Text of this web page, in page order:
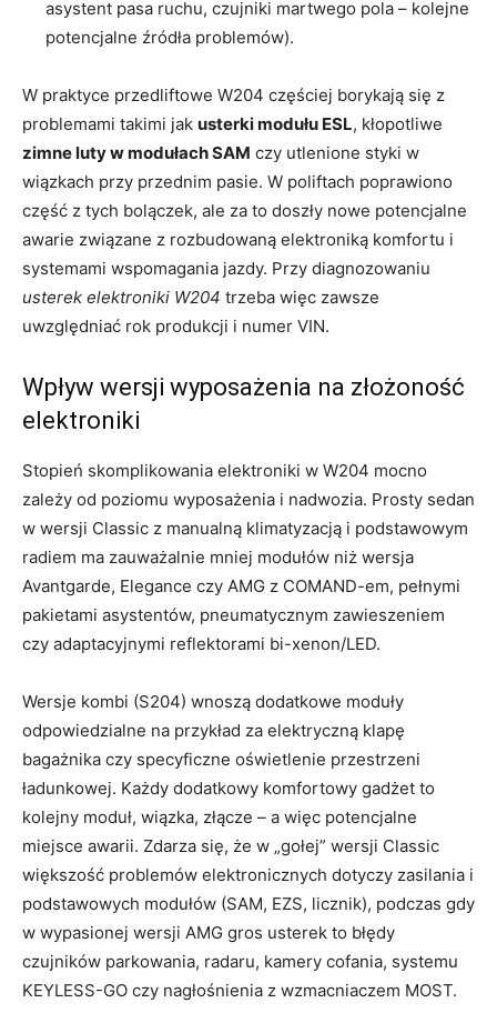
asystent pasa ruchu, czujniki martwego pola – kolejne
potencjalne źródła problemów).
W praktyce przedliftowe W204 częściej borykają się z
problemami takimi jak usterki modułu ESL, kłopotliwe
zimne luty w modułach SAM czy utlenione styki w
wiązkach przy przednim pasie. W poliftach poprawiono
część z tych bolączek, ale za to doszły nowe potencjalne
awarie związane z rozbudowaną elektroniką komfortu i
systemami wspomagania jazdy. Przy diagnozowaniu
usterek elektroniki W204 trzeba więc zawsze
uwzględniać rok produkcji i numer VIN.
Wpływ wersji wyposażenia na złożoność
elektroniki
Stopień skomplikowania elektroniki w W204 mocno
zależy od poziomu wyposażenia i nadwozia. Prosty sedan
w wersji Classic z manualną klimatyzacją i podstawowym
radiem ma zauważalnie mniej modułów niż wersja
Avantgarde, Elegance czy AMG z COMAND-em, pełnymi
pakietami asystentów, pneumatycznym zawieszeniem
czy adaptacyjnymi reflektorami bi-xenon/LED.
Wersje kombi (S204) wnoszą dodatkowe moduły
odpowiedzialne na przykład za elektryczną klapę
bagażnika czy specyficzne oświetlenie przestrzeni
ładunkowej. Każdy dodatkowy komfortowy gadżet to
kolejny moduł, wiązka, złącze – a więc potencjalne
miejsce awarii. Zdarza się, że w „gołej” wersji Classic
większość problemów elektronicznych dotyczy zasilania i
podstawowych modułów (SAM, EZS, licznik), podczas gdy
w wypasionej wersji AMG gros usterek to błędy
czujników parkowania, radaru, kamery cofania, systemu
KEYLESS-GO czy nagłośnienia z wzmacniaczem MOST.